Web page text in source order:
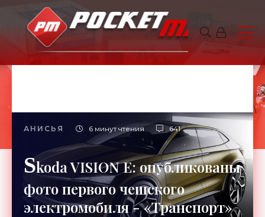
АНИСЬЯ 6 минут чтения 641
Skoda VISION E: опубликованы
фото первого чешского
электромобиля - «Транспорт»